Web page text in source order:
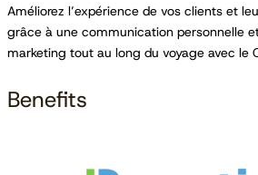
Améliorez l’expérience de vos clients et
grâce à une communication personnelle
marketing tout au long du voyage avec le
Benefits